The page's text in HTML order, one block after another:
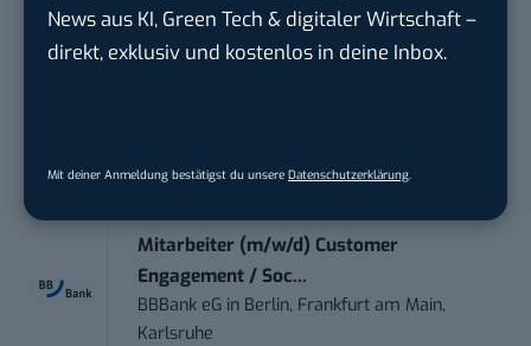
News aus KI, Green Tech & digitaler Wirtschaft –
direkt, exklusiv und kostenlos in deine Inbox.
Mit deiner Anmeldung bestätigst du unsere Datenschutzerklärung.
Social Media Content Creator (m/w/d)
moveUP Media GmbHin Düsseldorf
trendtours Holding GmbHinEschborn
Mitarbeiter (m/w/d) Customer
Engagement / Soc...
BBBank eG in Berlin, Frankfurt am Main,
Karlsruhe